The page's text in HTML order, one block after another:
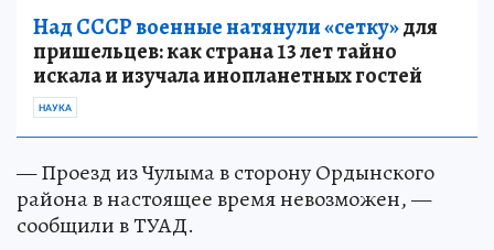
Над СССР военные натянули «сетку»для
пришельцев: как страна 13 лет тайно
искала и изучала инопланетных гостей
НАУКА
— Проезд из Чулыма в сторону Ордынского
района в настоящее время невозможен, —
сообщили в ТУАД.